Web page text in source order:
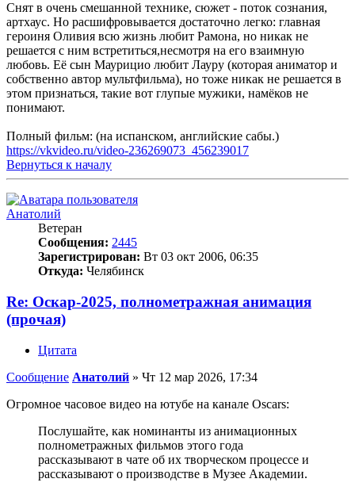
Снят в очень смешанной технике, сюжет - поток сознания,
артхаус. Но расшифровывается достаточно легко: главная
героиня Оливия всю жизнь любит Рамона, но никак не
решается с ним встретиться,несмотря на его взаимную
любовь. Её сын Маурицио любит Лауру (которая аниматор и
собственно автор мультфильма), но тоже никак не решается в
этом признаться, такие вот глупые мужики, намёков не
понимают.
Полный фильм: (на испанском, английские сабы.)
https://vkvideo.ru/video-236269073_456239017
Вернуться к началу
Анатолий
Ветеран
Сообщения: 2445
Зарегистрирован: Вт 03 окт 2006, 06:35
Откуда: Челябинск
Re: Оскар-2025, полнометражная анимация
(прочая)
Цитата
Сообщение Анатолий » Чт 12 мар 2026, 17:34
Огромное часовое видео на ютубе на канале Oscars:
Послушайте, как номинанты из анимационных
полнометражных фильмов этого года
рассказывают в чате об их творческом процессе и
рассказывают о производстве в Музее Академии.